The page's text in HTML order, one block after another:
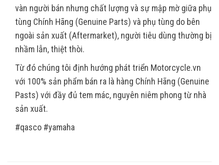
vàn người bán nhưng chất lượng và sự mập mờ giữa phụ
tùng Chính Hãng (Genuine Parts) và phụ tùng do bên
ngoài sản xuất (Aftermarket), người tiêu dùng thường bị
nhầm lẫn, thiệt thòi.
Từ đó chúng tôi định hướng phát triển Motorcycle.vn
với 100% sản phẩm bán ra là hàng Chính Hãng (Genuine
Pasts) với đầy đủ tem mác, nguyên niêm phong từ nhà
sản xuất.
#qasco #yamaha